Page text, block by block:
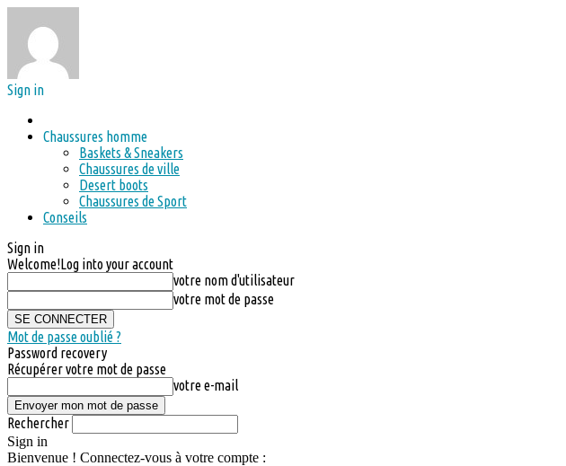
Sign in
Chaussures homme
Baskets & Sneakers
Chaussures de ville
Desert boots
Chaussures de Sport
Conseils
Sign in
Welcome!Log into your account
votre nom d'utilisateur
votre mot de passe
Mot de passe oublié ?
Password recovery
Récupérer votre mot de passe
votre e-mail
Rechercher
Sign in
Bienvenue ! Connectez-vous à votre compte :